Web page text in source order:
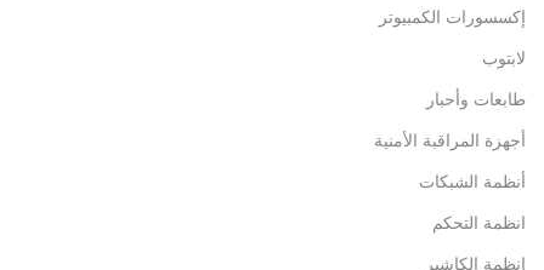
إكسسورات الكمبيوتر
لابتوب
طابعات وأحبار
أجهزة المراقبة الأمنية
أنظمة الشبكات
انظمة التحكم
انظمة الكاشير